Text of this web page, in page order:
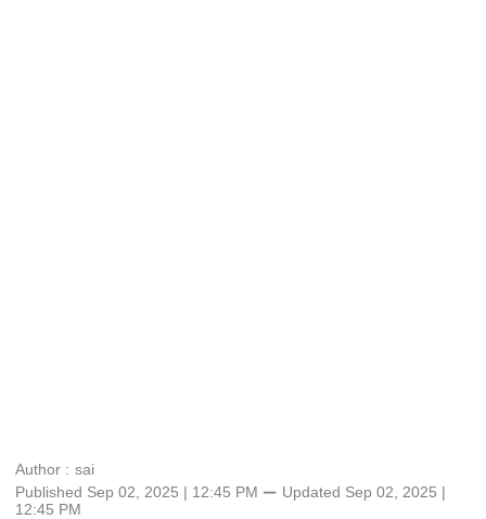
Author : sai
Published Sep 02, 2025 | 12:45 PM ⚊ Updated Sep 02, 2025 |
12:45 PM